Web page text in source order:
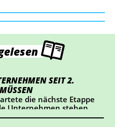
SEIT 2.
die nächste Etappe
Unternehmen stehen
und Kennzeichnung